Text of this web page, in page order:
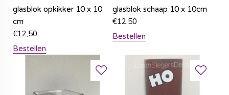
glasblok opkikker 10 x 10
cm
€12,50
Bestellen
glasblok schaap 10 x 10cm
€12,50
Bestellen